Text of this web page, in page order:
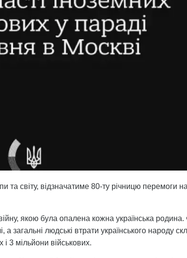
та світу, відзначатиме 80-ту річницю перемоги
якою була опалена кожна українська
загальні людські втрати українського народу
і 3 мільйони військових.